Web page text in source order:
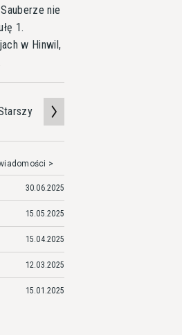
nie
1.
w Hinwil,
>
30.06.2025
15.05.2025
15.04.2025
12.03.2025
15.01.2025